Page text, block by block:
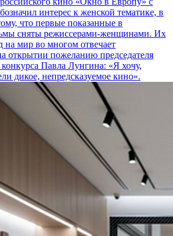
интерес к женской тематике, в
что первые показанные в
сняты режиссерами-женщинами. Их
на мир во многом отвечает
открытии пожеланию председателя
Павла Лунгина: «Я хочу,
дикое, непредсказуемое кино».